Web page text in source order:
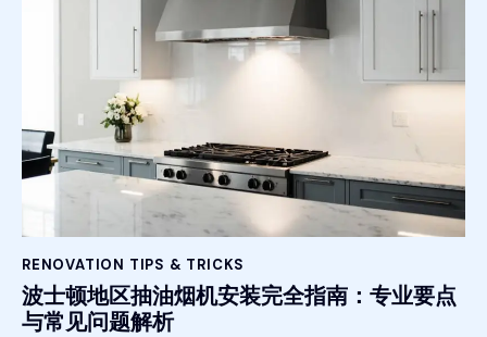
RENOVATION TIPS & TRICKS
波士顿地区抽油烟机安装完全指南：专业要点
与常见问题解析